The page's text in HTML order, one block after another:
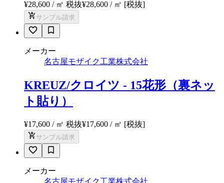
¥28,600 / ㎡ 税抜¥28,600 / ㎡ [税抜]
サンプル請求
メーカー
名古屋モザイク工業株式会社
KREUZ/クロイツ - 15花形（裏ネッ
ト貼り）
¥17,600 / ㎡ 税抜¥17,600 / ㎡ [税抜]
サンプル請求
メーカー